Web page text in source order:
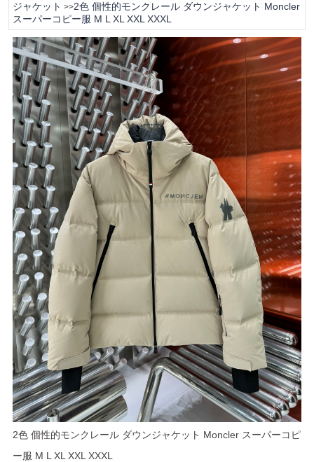
ジャケット >>2色 個性的モンクレール ダウンジャケット Moncler
スーパーコピー服 M L XL XXL XXXL
2色 個性的モンクレール ダウンジャケット Moncler スーパーコピ
ー服 M L XL XXL XXXL